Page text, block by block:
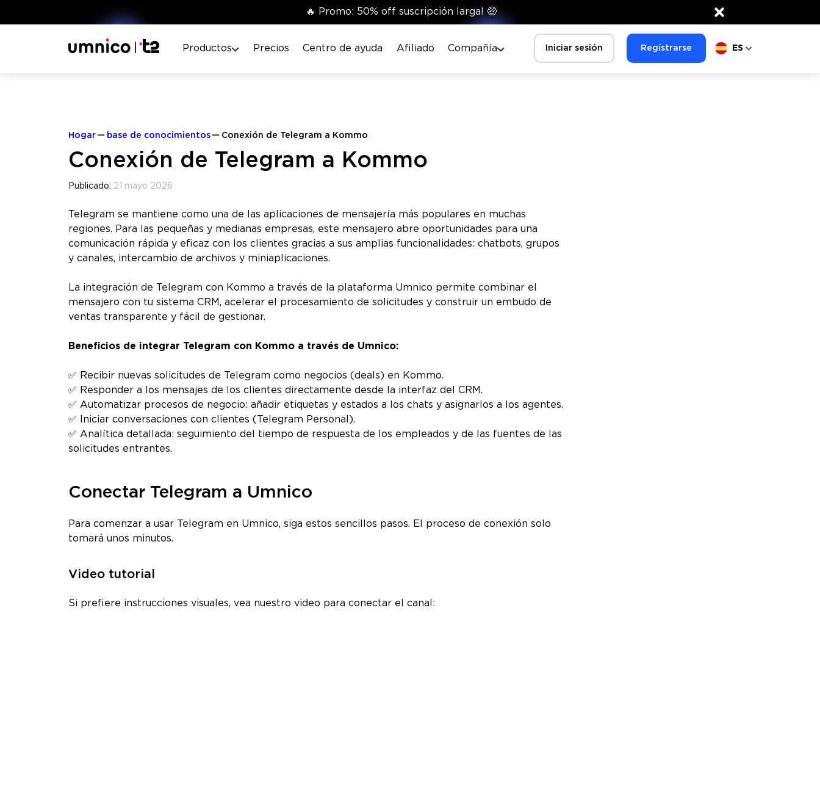
🔥 Promo: 50% off suscripción larga! 🤑 ×
Productos Precios Centro de ayuda Afiliado Compañía Iniciar sesión Regístrarse ES
Hogar base de conocimientos Conexión de Telegram a Kommo
Conexión de Telegram a Kommo
Publicado: 21 mayo 2026
Telegram se mantiene como una de las aplicaciones de mensajería más populares en muchas
regiones. Para las pequeñas y medianas empresas, este mensajero abre oportunidades para una
comunicación rápida y eficaz con los clientes gracias a sus amplias funcionalidades: chatbots, grupos
y canales, intercambio de archivos y miniaplicaciones.
La integración de Telegram con Kommo a través de la plataforma Umnico permite combinar el
mensajero con tu sistema CRM, acelerar el procesamiento de solicitudes y construir un embudo de
ventas transparente y fácil de gestionar.
Beneficios de integrar Telegram con Kommo a través de Umnico:
✅ Recibir nuevas solicitudes de Telegram como negocios (deals) en Kommo.
✅ Responder a los mensajes de los clientes directamente desde la interfaz del CRM.
✅ Automatizar procesos de negocio: añadir etiquetas y estados a los chats y asignarlos a los agentes.
✅ Iniciar conversaciones con clientes (Telegram Personal).
✅ Analítica detallada: seguimiento del tiempo de respuesta de los empleados y de las fuentes de las
solicitudes entrantes.
Conectar Telegram a Umnico
Para comenzar a usar Telegram en Umnico, siga estos sencillos pasos. El proceso de conexión solo
tomará unos minutos.
Video tutorial
Si prefiere instrucciones visuales, vea nuestro video para conectar el canal: